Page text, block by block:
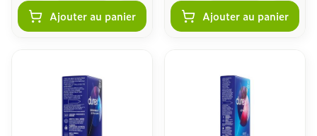
Ajouter au panier Ajouter au panier